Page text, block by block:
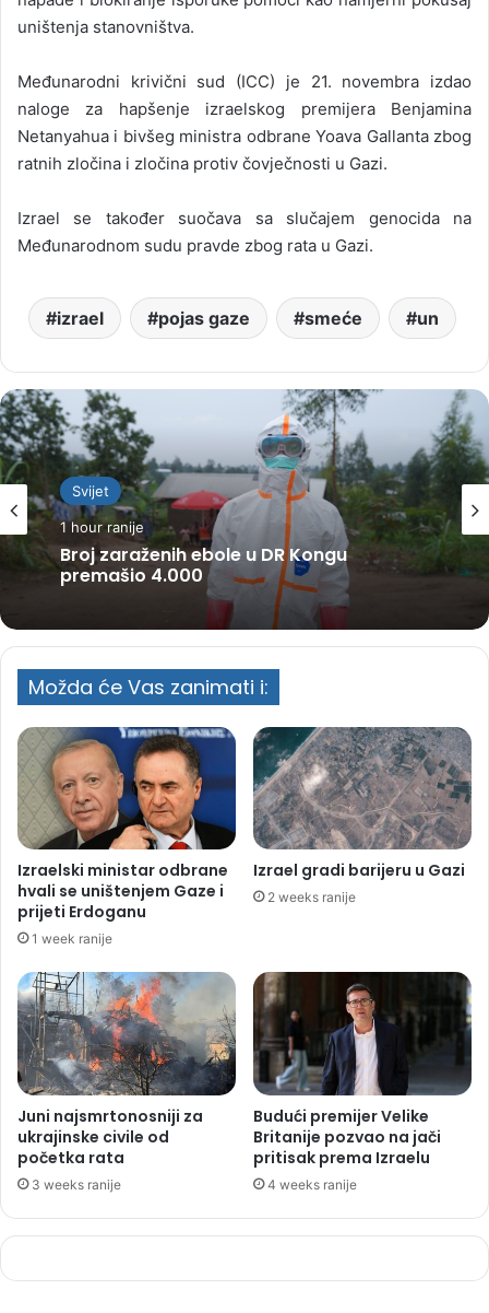
uništenja stanovništva.
Međunarodni krivični sud (ICC) je 21. novembra izdao
naloge za hapšenje izraelskog premijera Benjamina
Netanyahua i bivšeg ministra odbrane Yoava Gallanta zbog
ratnih zločina i zločina protiv čovječnosti u Gazi.
Izrael se također suočava sa slučajem genocida na
Međunarodnom sudu pravde zbog rata u Gazi.
izrael pojas gaze smeće un
Svijet
1 hour ranije
Broj zaraženih ebole u DR Kongu
premašio 4.000
Možda će Vas zanimati i:
Izraelski ministar odbrane
hvali se uništenjem Gaze i
prijeti Erdoganu
1 week ranije
Izrael gradi barijeru u Gazi
2 weeks ranije
Juni najsmrtonosniji za
ukrajinske civile od
početka rata
3 weeks ranije
Budući premijer Velike
Britanije pozvao na jači
pritisak prema Izraelu
4 weeks ranije